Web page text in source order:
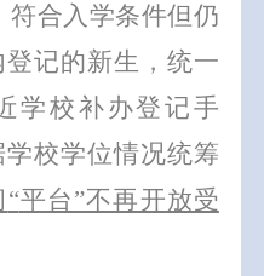
符合入学条件但仍
记的新生， 统一
学校补办登记手
学校学位情况统筹
“平台”不再开放受